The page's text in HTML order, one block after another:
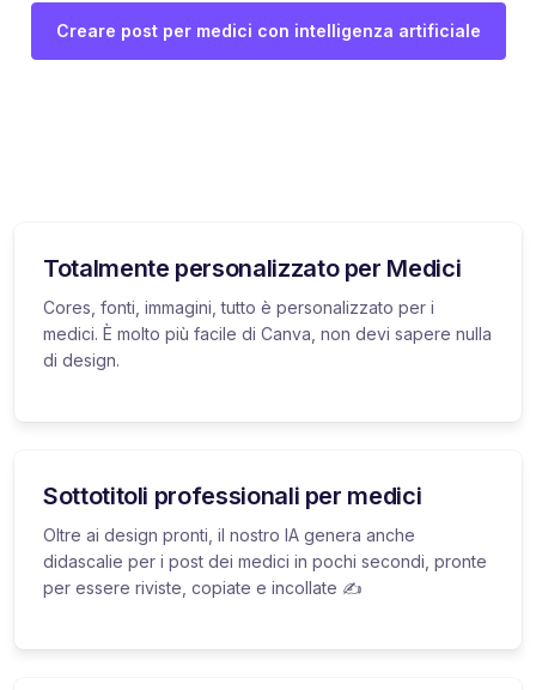
Creare post per medici con intelligenza artificiale
Totalmente personalizzato per Medici
Cores, fonti, immagini, tutto è personalizzato per i
medici. È molto più facile di Canva, non devi sapere nulla
di design.
Sottotitoli professionali per medici
Oltre ai design pronti, il nostro IA genera anche
didascalie per i post dei medici in pochi secondi, pronte
per essere riviste, copiate e incollate ✍️